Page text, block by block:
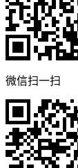
微信扫一扫